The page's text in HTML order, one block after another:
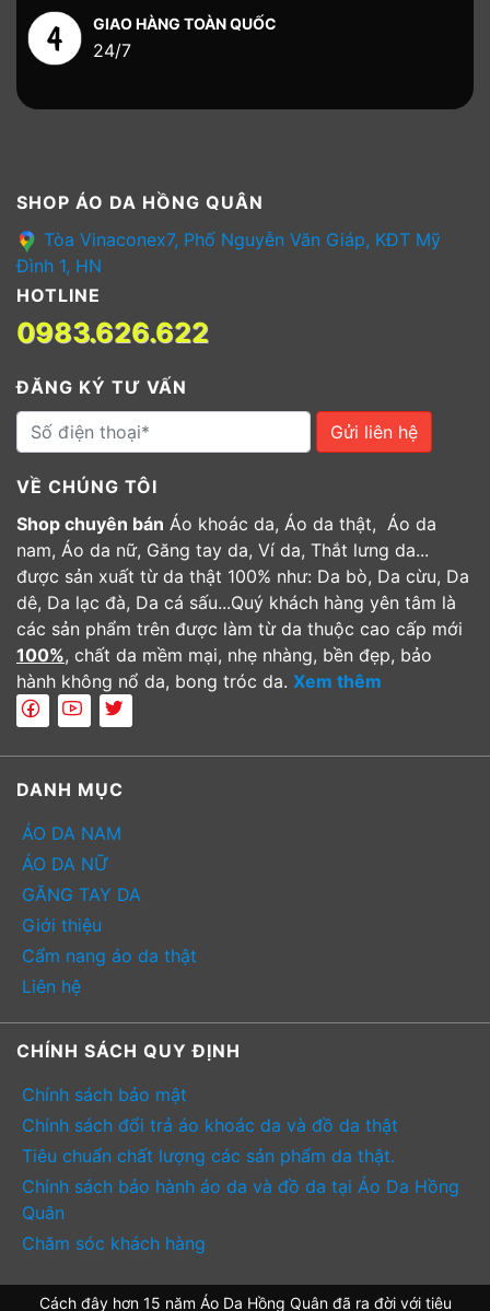
GIAO HÀNG TOÀN QUỐC
24/7
SHOP ÁO DA HỒNG QUÂN
Tòa Vinaconex7, Phố Nguyễn Văn Giáp, KĐT Mỹ
Đình 1, HN
HOTLINE
0983.626.622
ĐĂNG KÝ TƯ VẤN
Gửi liên hệ
VỀ CHÚNG TÔI
Shop chuyên bán Áo khoác da, Áo da thật, Áo da
nam, Áo da nữ, Găng tay da, Ví da, Thắt lưng da...
được sản xuất từ da thật 100% như: Da bò, Da cừu, Da
dê, Da lạc đà, Da cá sấu...Quý khách hàng yên tâm là
các sản phẩm trên được làm từ da thuộc cao cấp mới
100%, chất da mềm mại, nhẹ nhàng, bền đẹp, bảo
hành không nổ da, bong tróc da. Xem thêm
DANH MỤC
ÁO DA NAM
ÁO DA NỮ
GĂNG TAY DA
Giới thiệu
Cẩm nang áo da thật
Liên hệ
CHÍNH SÁCH QUY ĐỊNH
Chính sách bảo mật
Chính sách đổi trả áo khoác da và đồ da thật
Tiêu chuẩn chất lượng các sản phẩm da thật.
Chính sách bảo hành áo da và đồ da tại Áo Da Hồng
Quân
Chăm sóc khách hàng
Cách đây hơn 15 năm Áo Da Hồng Quân đã ra đời với tiêu